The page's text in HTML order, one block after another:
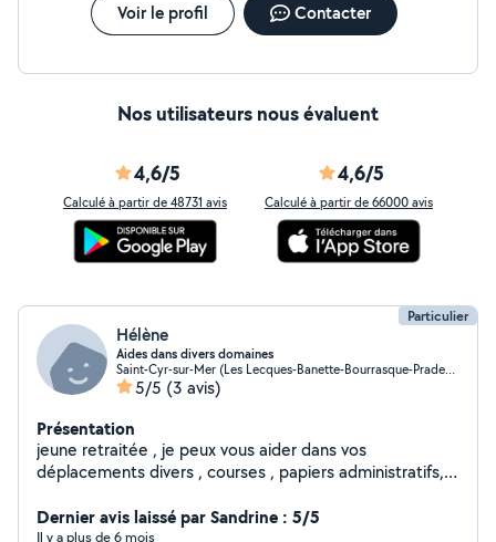
Voir le profil Contacter
Nos utilisateurs nous évaluent
4,6/5
Calculé à partir de 48731 avis
4,6/5
Calculé à partir de 66000 avis
Particulier
Hélène
Aides dans divers domaines
Saint-Cyr-sur-Mer (Les Lecques-Banette-Bourrasque-Pradeaux)
5/5 (3 avis)
Présentation
jeune retraitée , je peux vous aider dans vos
déplacements divers , courses , papiers administratifs,
leurs activités extrascolaires , aides aux devoirs, etc..
Dernier avis laissé par Sandrine : 5/5
Il y a plus de 6 mois